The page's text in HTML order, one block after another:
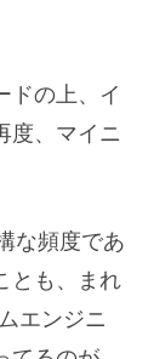
ドの上、イ
度、マイニ
な頻度であ
とも、まれ
エンジニ